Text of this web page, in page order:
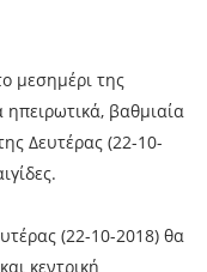
μεσημέρι της
ηπειρωτικά, βαθμιαία
Δευτέρας (22-10-
(22-10-2018) θα
κεντρική